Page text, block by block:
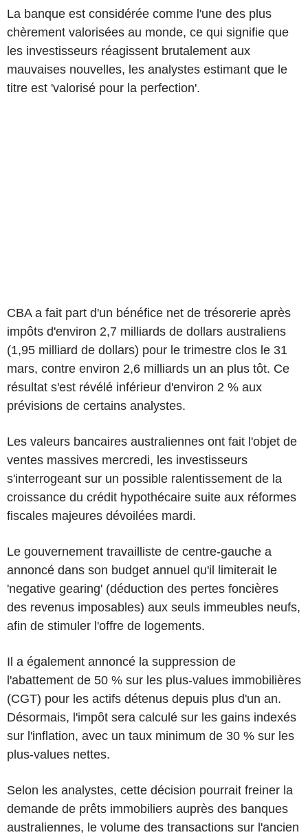
La banque est considérée comme l'une des plus
chèrement valorisées au monde, ce qui signifie que
les investisseurs réagissent brutalement aux
mauvaises nouvelles, les analystes estimant que le
titre est 'valorisé pour la perfection'.
CBA a fait part d'un bénéfice net de trésorerie après
impôts d'environ 2,7 milliards de dollars australiens
(1,95 milliard de dollars) pour le trimestre clos le 31
mars, contre environ 2,6 milliards un an plus tôt. Ce
résultat s'est révélé inférieur d'environ 2 % aux
prévisions de certains analystes.
Les valeurs bancaires australiennes ont fait l'objet de
ventes massives mercredi, les investisseurs
s'interrogeant sur un possible ralentissement de la
croissance du crédit hypothécaire suite aux réformes
fiscales majeures dévoilées mardi.
Le gouvernement travailliste de centre-gauche a
annoncé dans son budget annuel qu'il limiterait le
'negative gearing' (déduction des pertes foncières
des revenus imposables) aux seuls immeubles neufs,
afin de stimuler l'offre de logements.
Il a également annoncé la suppression de
l'abattement de 50 % sur les plus-values immobilières
(CGT) pour les actifs détenus depuis plus d'un an.
Désormais, l'impôt sera calculé sur les gains indexés
sur l'inflation, avec un taux minimum de 30 % sur les
plus-values nettes.
Selon les analystes, cette décision pourrait freiner la
demande de prêts immobiliers auprès des banques
australiennes, le volume des transactions sur l'ancien